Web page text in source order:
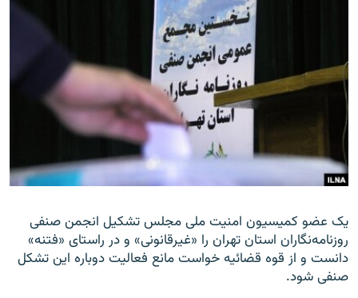
گزارش‌های تصویری
گزارش‌های ویدئویی
به ما بپیوندید
یک عضو کمیسیون امنیت ملی مجلس تشکیل انجمن صنفی
روزنامه‌نگاران استان تهران را «غیرقانونی» و در راستای «فتنه»
دانست و از قوه قضائیه خواست مانع فعالیت دوباره این تشکل
صنفی شود.